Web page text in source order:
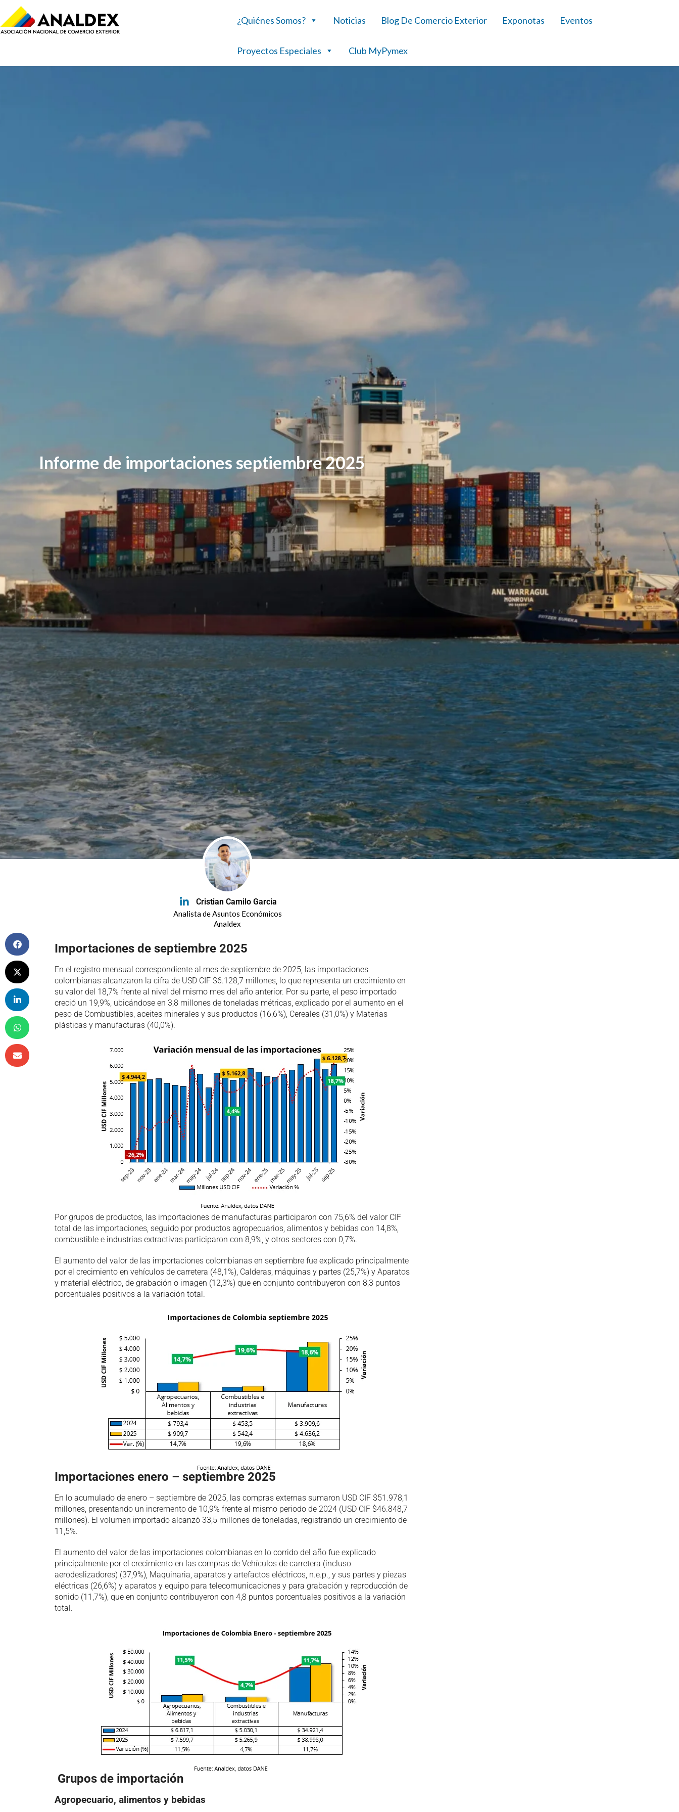
¿Quiénes Somos? Noticias Blog De Comercio Exterior Exponotas Eventos
Proyectos Especiales Club MyPymex
Informe de importaciones septiembre 2025
Cristian Camilo Garcia
Analista de Asuntos Económicos
Analdex
Importaciones de septiembre 2025
En el registro mensual correspondiente al mes de septiembre de 2025, las importaciones
colombianas alcanzaron la cifra de USD CIF $6.128,7 millones, lo que representa un crecimiento en
su valor del 18,7% frente al nivel del mismo mes del año anterior. Por su parte, el peso importado
creció un 19,9%, ubicándose en 3,8 millones de toneladas métricas, explicado por el aumento en el
peso de Combustibles, aceites minerales y sus productos (16,6%), Cereales (31,0%) y Materias
plásticas y manufacturas (40,0%).
Por grupos de productos, las importaciones de manufacturas participaron con 75,6% del valor CIF
total de las importaciones, seguido por productos agropecuarios, alimentos y bebidas con 14,8%,
combustible e industrias extractivas participaron con 8,9%, y otros sectores con 0,7%.
El aumento del valor de las importaciones colombianas en septiembre fue explicado principalmente
por el crecimiento en vehículos de carretera (48,1%), Calderas, máquinas y partes (25,7%) y Aparatos
y material eléctrico, de grabación o imagen (12,3%) que en conjunto contribuyeron con 8,3 puntos
porcentuales positivos a la variación total.
Importaciones enero – septiembre 2025
En lo acumulado de enero – septiembre de 2025, las compras externas sumaron USD CIF $51.978,1
millones, presentando un incremento de 10,9% frente al mismo periodo de 2024 (USD CIF $46.848,7
millones). El volumen importado alcanzó 33,5 millones de toneladas, registrando un crecimiento de
11,5%.
El aumento del valor de las importaciones colombianas en lo corrido del año fue explicado
principalmente por el crecimiento en las compras de Vehículos de carretera (incluso
aerodeslizadores) (37,9%), Maquinaria, aparatos y artefactos eléctricos, n.e.p., y sus partes y piezas
eléctricas (26,6%) y aparatos y equipo para telecomunicaciones y para grabación y reproducción de
sonido (11,7%), que en conjunto contribuyeron con 4,8 puntos porcentuales positivos a la variación
total.
Grupos de importación
Agropecuario, alimentos y bebidas